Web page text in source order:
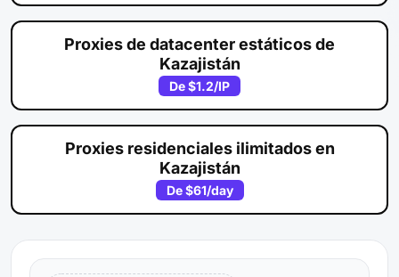
Proxies de datacenter estáticos de
Kazajistán
De$1.2/IP
Proxies residenciales ilimitados en
Kazajistán
De$61/day